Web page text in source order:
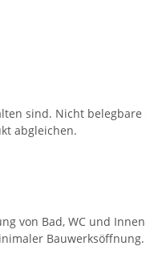
sind. Nicht
abgleichen.
von Bad, WC und